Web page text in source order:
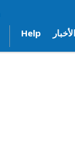
الأخبار Help